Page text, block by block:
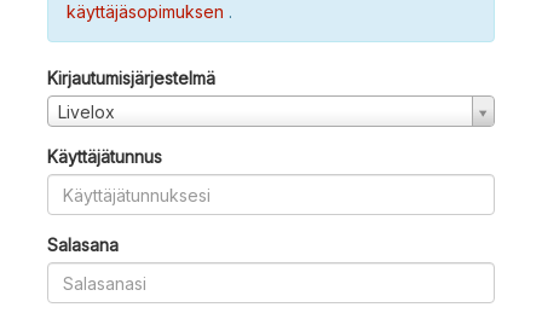
käyttäjäsopimuksen .
Kirjautumisjärjestelmä
Livelox
Käyttäjätunnus
Salasana